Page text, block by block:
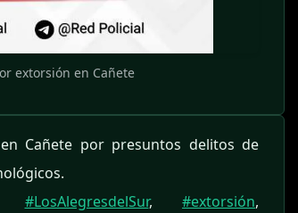
extorsión en Cañete
Cañete por presuntos delitos de
#LosAlegresdelSur, #extorsión,